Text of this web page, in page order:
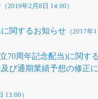
（2019年2月8日 14:00）
関するお知らせ （2017年
70周年記念配当)に関す
び通期業績予想の修正
13:00）